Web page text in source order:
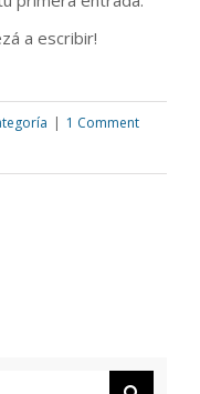
a escribir!
| 1 Comment